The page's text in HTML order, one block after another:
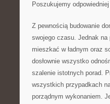
Poszukujemy
Z pewnością budowanie
swojego czasu. Jednak
mieszkać w ładnym oraz
dosłownie wszystko
szalenie istotnych porad.
wszystkich przypadkach
porządnym wykonaniem.